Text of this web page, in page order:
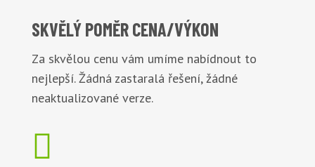
SKVĚLÝ POMĚRCENA/VÝKON
Za skvělou cenu vám umíme nabídnout to
nejlepší. Žádná zastaralá řešení, žádné
neaktualizované verze.
